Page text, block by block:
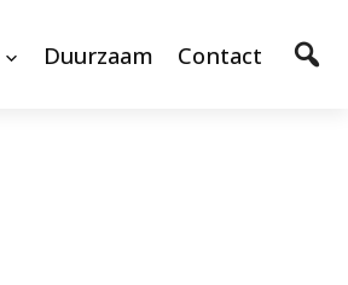
Duurzaam Contact